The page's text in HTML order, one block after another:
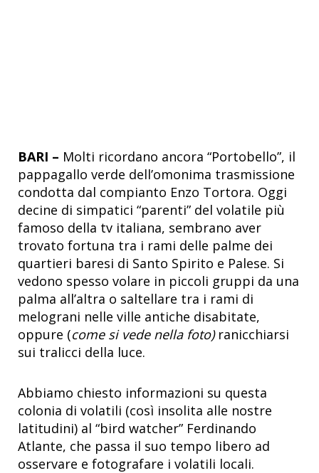
BARI – Molti ricordano ancora “Portobello”, il
pappagallo verde dell’omonima trasmissione
condotta dal compianto Enzo Tortora. Oggi
decine di simpatici “parenti” del volatile più
famoso della tv italiana, sembrano aver
trovato fortuna tra i rami delle palme dei
quartieri baresi di Santo Spirito e Palese. Si
vedono spesso volare in piccoli gruppi da una
palma all’altra o saltellare tra i rami di
melograni nelle ville antiche disabitate,
oppure (come si vede nella foto) ranicchiarsi
sui tralicci della luce.
Abbiamo chiesto informazioni su questa
colonia di volatili (così insolita alle nostre
latitudini) al “bird watcher” Ferdinando
Atlante, che passa il suo tempo libero ad
osservare e fotografare i volatili locali.